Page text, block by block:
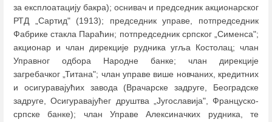
за експлоатацију бакра); оснивач и председник акционарског
РТД „Сартид" (1913); председник управе, потпредседник
Фабрике стакла Параћин; потпредседник српског „Сименса";
акционар и члан дирекције рудника угља Костолац; члан
Управног одбора Народне банке; члан дирекције
загребачког „Титана"; члан управе више новчаних, кредитних
и осигуравајућих завода (Врачарске задруге, Београдске
задруге, Осигуравајућег друштва „Југославија", Француско-
српске банке); члан Управе Алексиначких рудника, те